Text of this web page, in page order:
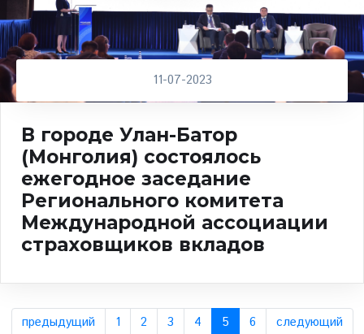
11-07-2023
В городе Улан-Батор
(Монголия) состоялось
ежегодное заседание
Регионального комитета
Международной ассоциации
страховщиков вкладов
предыдущий 1 2 3 4 5 6 следующий